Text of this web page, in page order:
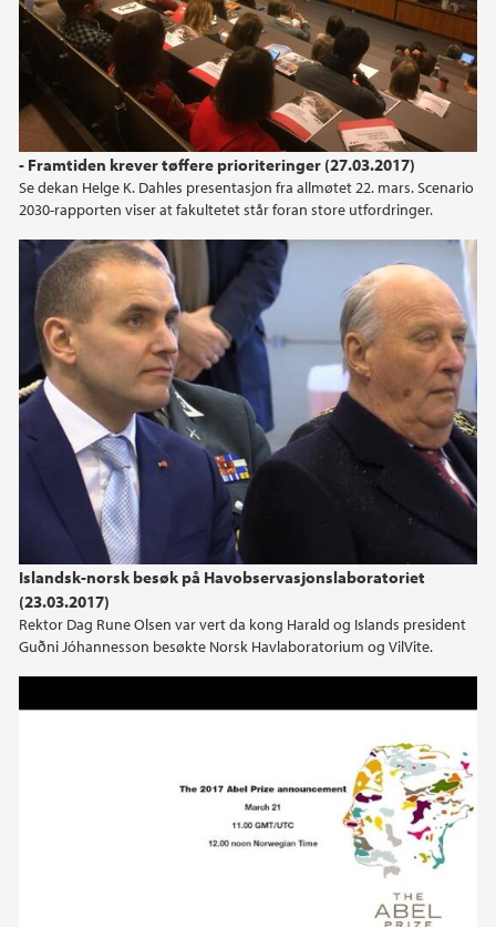
- Framtiden krever tøffere prioriteringer (27.03.2017)
Se dekan Helge K. Dahles presentasjon fra allmøtet 22. mars. Scenario
2030-rapporten viser at fakultetet står foran store utfordringer.
Statsbesøk i snødrev
Islandsk-norsk besøk på Havobservasjonslaboratoriet
(23.03.2017)
Rektor Dag Rune Olsen var vert da kong Harald og Islands president
Guðni Jóhannesson besøkte Norsk Havlaboratorium og VilVite.
2010
2008